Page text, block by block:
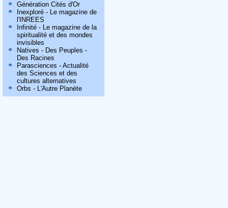
Génération Cités d'Or
Inexploré - Le magazine de
l'INREES
Infinité - Le magazine de la
spiritualité et des mondes
invisibles
Natives - Des Peuples -
Des Racines
Parasciences - Actualité
des Sciences et des
cultures alternatives
Orbs - L'Autre Planète